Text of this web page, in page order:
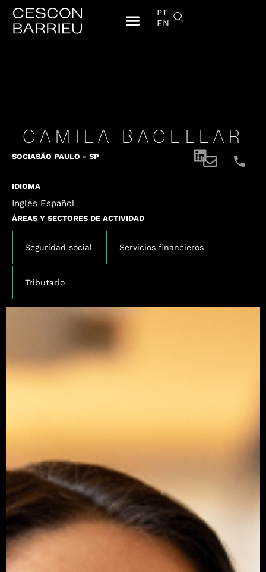
PT
EN
CAMILA BACELLAR
SOCIASÃO PAULO - SP
IDIOMA
Inglés Español
ÁREAS Y SECTORES DE ACTIVIDAD
Seguridad social
Servicios financieros
Tributario